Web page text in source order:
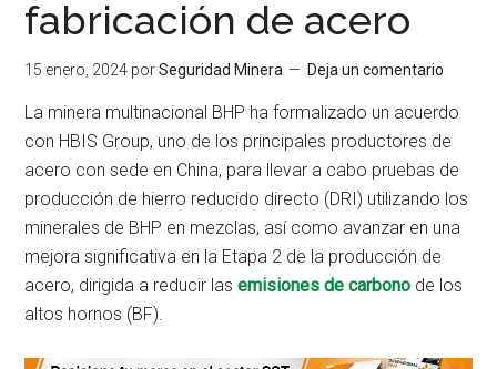
fabricación de acero
15 enero, 2024 porSeguridad Minera Deja un comentario
La minera multinacional BHP ha formalizado un acuerdo
con HBIS Group, uno de los principales productores de
acero con sede en China, para llevar a cabo pruebas de
producción de hierro reducido directo (DRI) utilizando los
minerales de BHP en mezclas, así como avanzar en una
mejora significativa en la Etapa 2 de la producción de
acero, dirigida a reducir lasemisiones de carbono de los
altos hornos (BF).